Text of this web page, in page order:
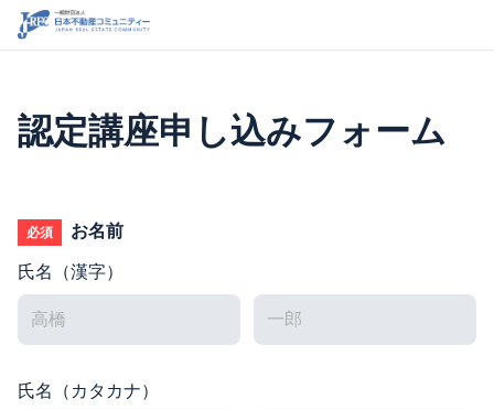
認定講座申し込みフォーム
必須 お名前
氏名（漢字）
氏名（カタカナ）